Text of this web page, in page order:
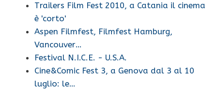
Trailers Film Fest 2010, a Catania il cinema
è 'corto'
Aspen Filmfest, Filmfest Hamburg,
Vancouver…
Festival N.I.C.E. - U.S.A.
Cine&Comic Fest 3, a Genova dal 3 al 10
luglio: le…